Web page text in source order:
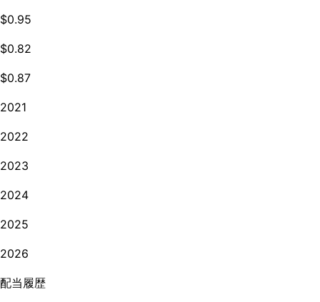
$0.95
$0.82
$0.87
2021
2022
2023
2024
2025
2026
配当履歴